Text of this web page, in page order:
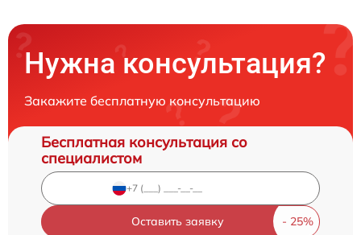
Нужна консультация?
Закажите бесплатную консультацию
Бесплатная консультация со
специалистом
Оставить заявку